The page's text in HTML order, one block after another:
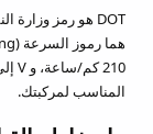
المناسب لمركبتك.